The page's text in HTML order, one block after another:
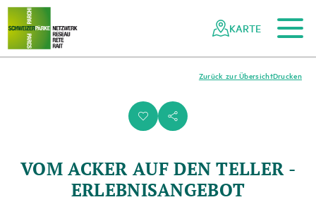
Navigieren
Netzwerk
Schweizer
Schnellnavigation
Zum Hauptinhalt
Zur mobilen Navigation
Zur Suche
Zum Fussbereich
Zur Sitemap
KARTE
i s
Drucken
Zurück zur Übersicht
VOM ACKER AUF DEN TELLER -
ERLEBNISANGEBOT